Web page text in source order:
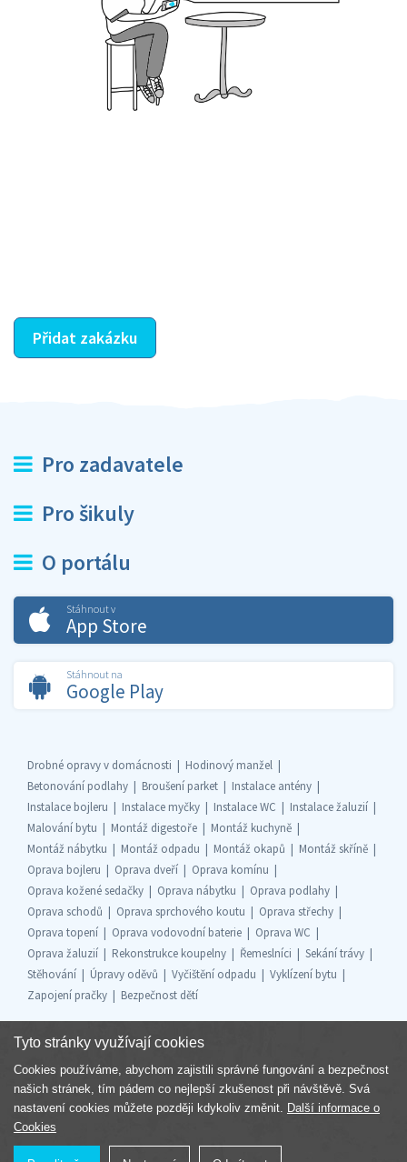
Přidat zakázku
Pro zadavatele
Pro šikuly
O portálu
Stáhnout v
App Store
Stáhnout na
Google Play
Drobné opravy v domácnosti
Hodinový manžel
Betonování podlahy
Broušení parket
Instalace antény
Instalace bojleru
Instalace myčky Instalace WC
Instalace žaluzií
Malování bytu
Montáž digestoře
Montáž kuchyně
Montáž nábytku
Montáž odpadu Montáž okapů
Montáž skříně
Oprava bojleru
Oprava dveří
Oprava komínu
Oprava kožené sedačky
Oprava nábytku
Oprava podlahy
Oprava schodů
Oprava sprchového koutu
Oprava střechy
Oprava topení
Oprava vodovodní baterie
Oprava WC
Oprava žaluzií
Rekonstrukce koupelny Řemeslníci
Sekání trávy
Stěhování
Úpravy oděvů Vyčištění odpadu
Vyklízení bytu
Zapojení pračky
Bezpečnost dětí
Součást skupiny
Tyto stránky využívají cookies
Cookies používáme, abychom zajistili správné fungování a bezpečnost
našich stránek, tím pádem co nejlepší zkušenost při návštěvě. Svá
nastavení cookies můžete později kdykoliv změnit. Další informace o
Cookies